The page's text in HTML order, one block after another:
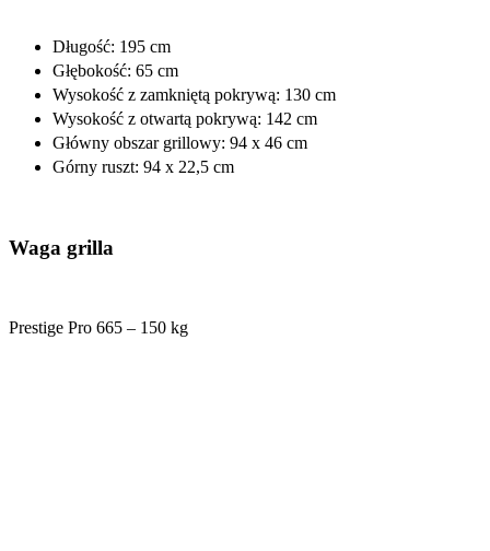
Długość: 195 cm
Głębokość: 65 cm
Wysokość z zamkniętą pokrywą: 130 cm
Wysokość z otwartą pokrywą: 142 cm
Główny obszar grillowy: 94 x 46 cm
Górny ruszt: 94 x 22,5 cm
Waga grilla
Prestige Pro 665 – 150 kg